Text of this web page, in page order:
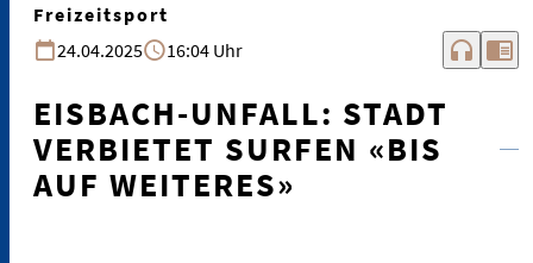
Freizeitsport
24.04.2025
16:04 Uhr headphones chrome_reader_mode
EISBACH-UNFALL: STADT
VERBIETET SURFEN «BIS
AUF WEITERES»